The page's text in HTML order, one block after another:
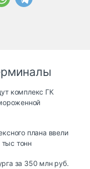
комплекс ГК
плана ввели
тонн
за 350 млн руб.